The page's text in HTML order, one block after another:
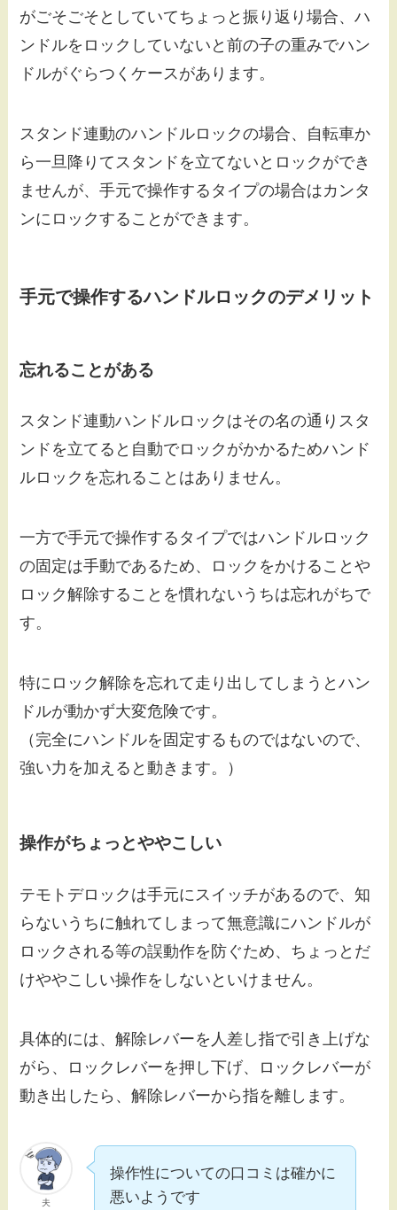
がごそごそとしていてちょっと振り返り場合、ハ
ンドルをロックしていないと前の子の重みでハン
ドルがぐらつくケースがあります。
スタンド連動のハンドルロックの場合、自転車か
ら一旦降りてスタンドを立てないとロックができ
ませんが、手元で操作するタイプの場合はカンタ
ンにロックすることができます。
手元で操作するハンドルロックのデメリット
忘れることがある
スタンド連動ハンドルロックはその名の通りスタ
ンドを立てると自動でロックがかかるためハンド
ルロックを忘れることはありません。
一方で手元で操作するタイプではハンドルロック
の固定は手動であるため、ロックをかけることや
ロック解除することを慣れないうちは忘れがちで
す。
特にロック解除を忘れて走り出してしまうとハン
ドルが動かず大変危険です。
（完全にハンドルを固定するものではないので、
強い力を加えると動きます。）
操作がちょっとややこしい
テモトデロックは手元にスイッチがあるので、知
らないうちに触れてしまって無意識にハンドルが
ロックされる等の誤動作を防ぐため、ちょっとだ
けややこしい操作をしないといけません。
具体的には、解除レバーを人差し指で引き上げな
がら、ロックレバーを押し下げ、ロックレバーが
動き出したら、解除レバーから指を離します。
夫
操作性についての口コミは確かに
悪いようです